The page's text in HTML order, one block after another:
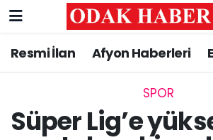
Resmi İlan Afyon Haberleri
SPOR
Süper Lig’e
AFYONKARAHİSAR
ASAYİŞ
Nöbetçi Eczaneler
Trafik Durumu